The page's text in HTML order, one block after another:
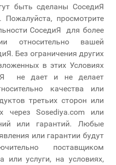
быть сделаны СоседиЯ
просмотрите
СоседиЯ для более
относительно вашей
Без ограничения других
в этих Условиях
не дает и не делает
качества или
третьих сторон или
через Sosediya.com или
или гарантий. Любые
или гарантии будут
поставщиком
или услуги, на условиях,